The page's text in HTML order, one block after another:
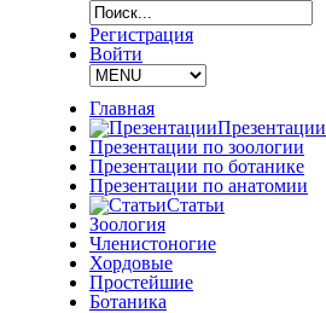
Регистрация
Войти
Главная
Презентации
Презентации по зоологии
Презентации по ботанике
Презентации по анатомии
Статьи
Зоология
Членистоногие
Хордовые
Простейшие
Ботаника